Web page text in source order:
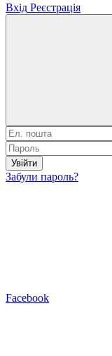
Вхід Реєстрація
Увійти
Забули пароль?
Facebook